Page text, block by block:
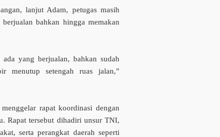
lanjut Adam, petugas masih
bahkan hingga memakan
yang berjualan, bahkan sudah
menutup setengah ruas jalan,”
rapat koordinasi dengan
Rapat tersebut dihadiri unsur TNI,
serta perangkat daerah seperti